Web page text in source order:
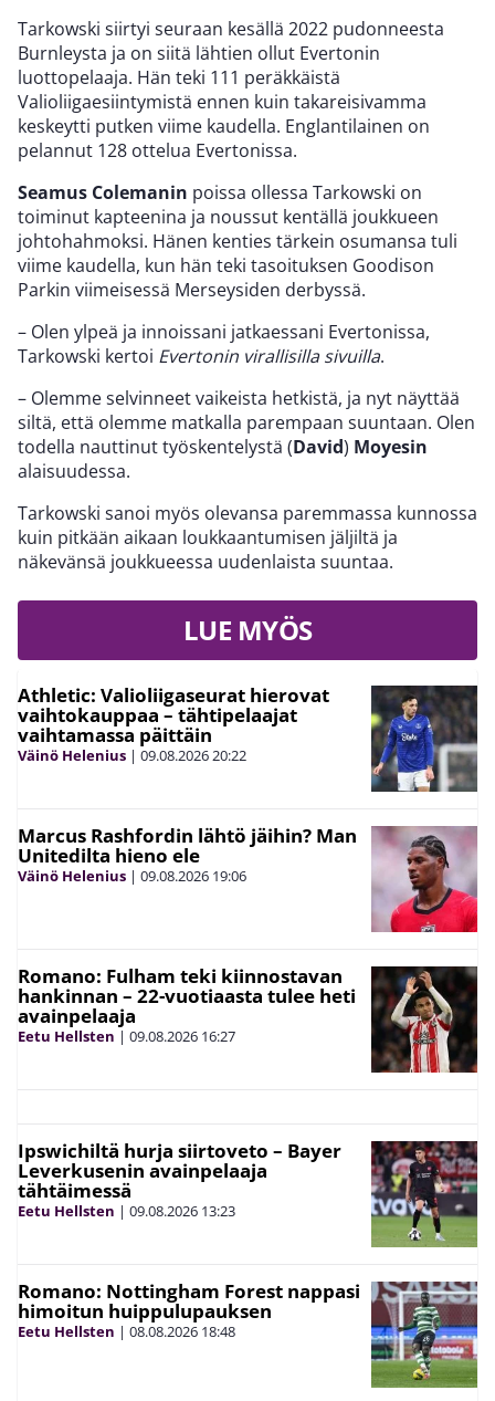
Tarkowski siirtyi seuraan kesällä 2022 pudonneesta
Burnleysta ja on siitä lähtien ollut Evertonin
luottopelaaja. Hän teki 111 peräkkäistä
Valioliigaesiintymistä ennen kuin takareisivamma
keskeytti putken viime kaudella. Englantilainen on
pelannut 128 ottelua Evertonissa.
Seamus Colemanin poissa ollessa Tarkowski on
toiminut kapteenina ja noussut kentällä joukkueen
johtohahmoksi. Hänen kenties tärkein osumansa tuli
viime kaudella, kun hän teki tasoituksen Goodison
Parkin viimeisessä Merseysiden derbyssä.
– Olen ylpeä ja innoissani jatkaessani Evertonissa,
Tarkowski kertoi Evertonin virallisilla sivuilla.
– Olemme selvinneet vaikeista hetkistä, ja nyt näyttää
siltä, että olemme matkalla parempaan suuntaan. Olen
todella nauttinut työskentelystä (David) Moyesin
alaisuudessa.
Tarkowski sanoi myös olevansa paremmassa kunnossa
kuin pitkään aikaan loukkaantumisen jäljiltä ja
näkevänsä joukkueessa uudenlaista suuntaa.
LUE MYÖS
Athletic: Valioliigaseurat hierovat
vaihtokauppaa – tähtipelaajat
vaihtamassa päittäin
Väinö Helenius | 09.08.2026 20:22
Marcus Rashfordin lähtö jäihin? Man
Unitedilta hieno ele
Väinö Helenius | 09.08.2026 19:06
Romano: Fulham teki kiinnostavan
hankinnan – 22-vuotiaasta tulee heti
avainpelaaja
Eetu Hellsten | 09.08.2026 16:27
Ipswichiltä hurja siirtoveto – Bayer
Leverkusenin avainpelaaja
tähtäimessä
Eetu Hellsten | 09.08.2026 13:23
Romano: Nottingham Forest nappasi
himoitun huippulupauksen
Eetu Hellsten | 08.08.2026 18:48